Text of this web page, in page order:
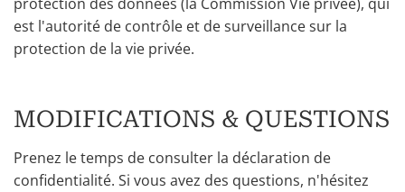
est l'autorité de contrôle et de surveillance sur la
protection de la vie privée.
MODIFICATIONS & QUESTIONS
Prenez le temps de consulter la déclaration de
confidentialité. Si vous avez des questions, n'hésitez